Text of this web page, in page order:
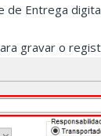
de Entrega
gravar o